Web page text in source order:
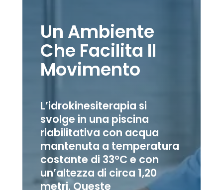
Un Ambiente
Che Facilita Il
Movimento
L’idrokinesiterapia si
svolge in una piscina
riabilitativa con acqua
mantenuta a temperatura
costante di 33°C e con
un’altezza di circa 1,20
metri. Queste